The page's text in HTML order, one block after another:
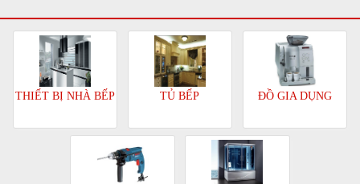
THIẾT BỊ NHÀ BẾP TỦ BẾP ĐỒ GIA DỤNG